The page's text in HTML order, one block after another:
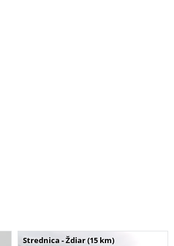
Strednica - Ždiar (15 km)